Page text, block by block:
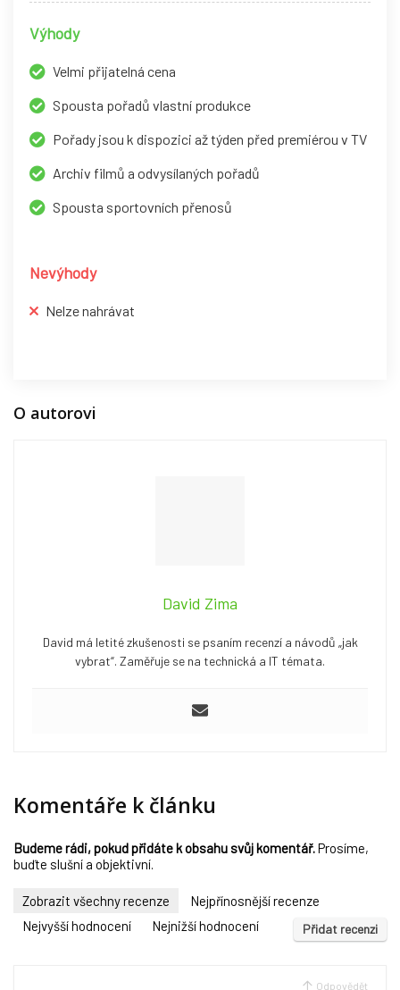
Výhody
Velmi přijatelná cena
Spousta pořadů vlastní produkce
Pořady jsou k dispozici až týden před premiérou v TV
Archiv filmů a odvysílaných pořadů
Spousta sportovních přenosů
Nevýhody
Nelze nahrávat
O autorovi
David Zima
David má letité zkušenosti se psaním recenzí a návodů „jak
vybrat“. Zaměřuje se na technická a IT témata.
Komentáře k článku
Budeme rádi, pokud přidáte k obsahu svůj komentář.Prosíme,
buďte slušní a objektivní.
Zobrazit všechny recenze
Nejpřínosnější recenze
Nejvyšší hodnocení
Nejnižší hodnocení Přidat recenzi
Odpovědět